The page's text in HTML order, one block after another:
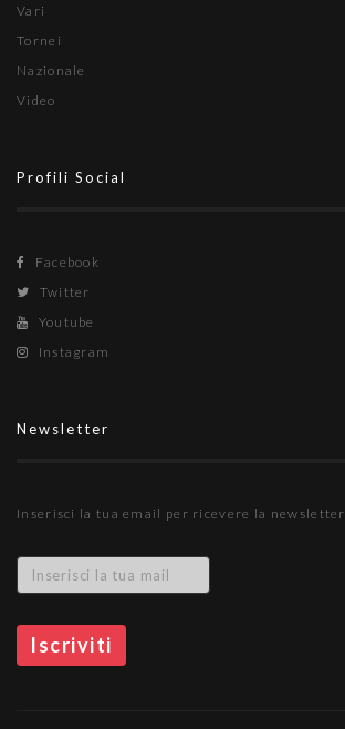
Vari
Tornei
Nazionale
Video
Profili Social
Facebook
Twitter
Youtube
Instagram
Newsletter
Inserisci la tua email per ricevere la newsletter